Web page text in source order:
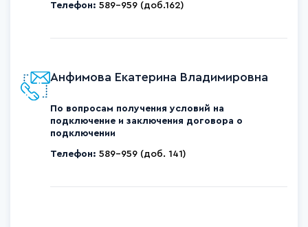
Телефон: 589-959 (доб.162)
Анфимова Екатерина Владимировна
По вопросам получения условий на
подключение и заключения договора о
подключении
Телефон: 589-959 (доб. 141)